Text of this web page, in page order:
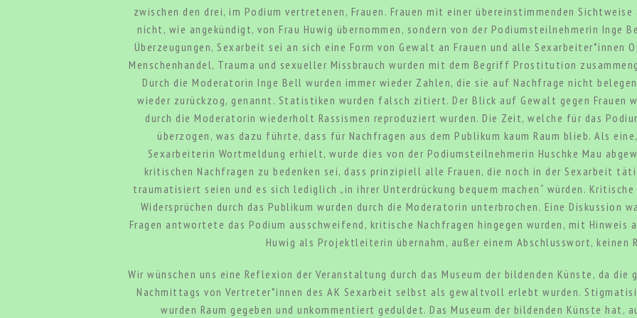
zwischen den drei, im Podium vertretenen, Frauen. Frauen mit einer übereinstimmenden
nicht, wie angekündigt, von Frau Huwig übernommen, sondern von der Podiumsteilnehmerin Inge
Überzeugungen, Sexarbeit sei an sich eine Form von Gewalt an Frauen und alle
Menschenhandel, Trauma und sexueller Missbrauch wurden mit dem Begriff Prostitution
Durch die Moderatorin Inge Bell wurden immer wieder Zahlen, die sie auf Nachfrage nicht
wieder zurückzog, genannt. Statistiken wurden falsch zitiert. Der Blick auf Gewalt gegen Frauen
durch die Moderatorin wiederholt Rassismen reproduziert wurden. Die Zeit, welche für das
überzogen, was dazu führte, dass für Nachfragen aus dem Publikum kaum Raum blieb. Als
Sexarbeiterin Wortmeldung erhielt, wurde dies von der Podiumsteilnehmerin Huschke Mau
kritischen Nachfragen zu bedenken sei, dass prinzipiell alle Frauen, die noch in der Sexarbeit
traumatisiert seien und es sich lediglich „in ihrer Unterdrückung bequem machen“ würden.
Widersprüchen durch das Publikum wurden durch die Moderatorin unterbrochen. Eine Diskussion
Fragen antwortete das Podium ausschweifend, kritische Nachfragen hingegen wurden, mit Hinweis
Huwig als Projektleiterin übernahm, außer einem Abschlusswort, keinen
Wir wünschen uns eine Reflexion der Veranstaltung durch das Museum der bildenden Künste, da die
Nachmittags von Vertreter*innen des AK Sexarbeit selbst als gewaltvoll erlebt wurden.
wurden Raum gegeben und unkommentiert geduldet. Das Museum der bildenden Künste hat,